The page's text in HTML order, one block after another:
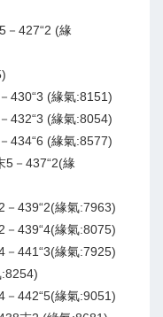
－427“2 (緣
430“3 (緣氣:8151)
432“3 (緣氣:8054)
434“6 (緣氣:8577)
5－437“2(緣
439“2(緣氣:7963)
439“4(緣氣:8075)
441“3(緣氣:7925)
442“5(緣氣:9051)